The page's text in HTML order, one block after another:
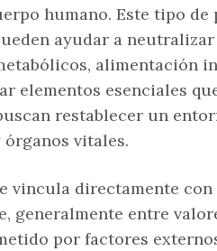
humano. Este tipo de
ayudar a neutralizar
alimentación
elementos esenciales
restablecer un
vitales.
vincula directamente
generalmente entre
por factores